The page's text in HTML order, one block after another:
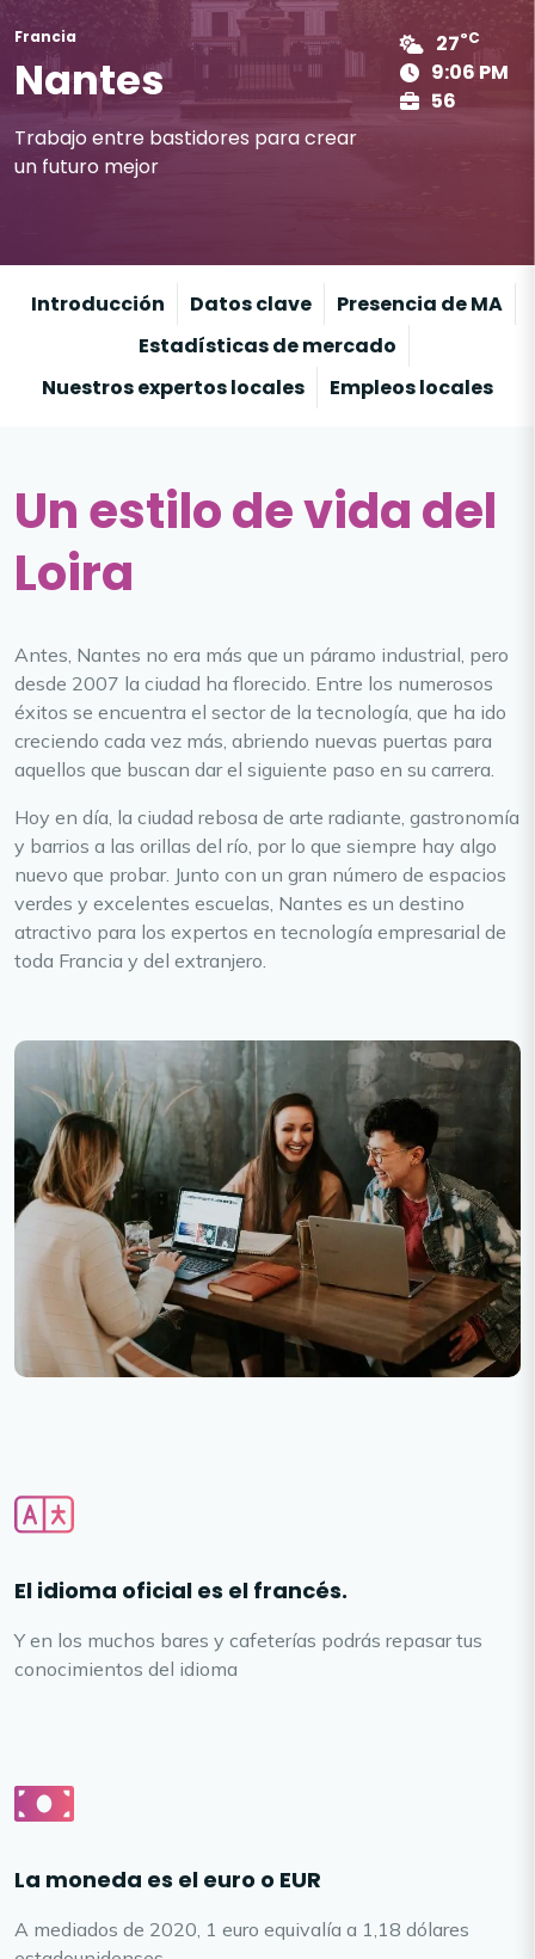
Francia
Nantes
Trabajo entre bastidores para crear
un futuro mejor
27°C
9:06 PM
56
Introducción Datos clave
Presencia de MA
Estadísticas de mercado
Nuestros expertos locales
Empleos locales
Un estilo de vida del
Loira
Antes, Nantes no era más que un páramo industrial, pero
desde 2007 la ciudad ha florecido. Entre los numerosos
éxitos se encuentra el sector de la tecnología, que ha ido
creciendo cada vez más, abriendo nuevas puertas para
aquellos que buscan dar el siguiente paso en su carrera.
Hoy en día, la ciudad rebosa de arte radiante, gastronomía
y barrios a las orillas del río, por lo que siempre hay algo
nuevo que probar. Junto con un gran número de espacios
verdes y excelentes escuelas, Nantes es un destino
atractivo para los expertos en tecnología empresarial de
toda Francia y del extranjero.
El idioma oficial es el francés.
Y en los muchos bares y cafeterías podrás repasar tus
conocimientos del idioma
La moneda es el euro o EUR
A mediados de 2020, 1 euro equivalía a 1,18 dólares